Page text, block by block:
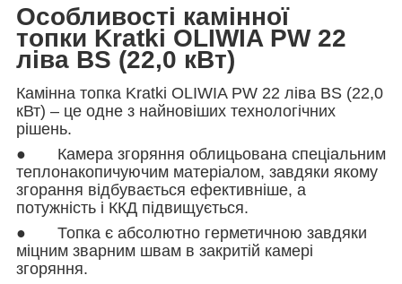
Особливості камінної
топки Kratki OLIWIA PW 22
ліва BS (22,0 кВт)
Камінна топка Kratki OLIWIA PW 22 ліва BS (22,0
кВт) – це одне з найновіших технологічних
рішень.
● Камера згоряння облицьована спеціальним
теплонакопичуючим матеріалом, завдяки якому
згорання відбувається ефективніше, а
потужність і ККД підвищується.
● Топка є абсолютно герметичною завдяки
міцним зварним швам в закритій камері
згоряння.